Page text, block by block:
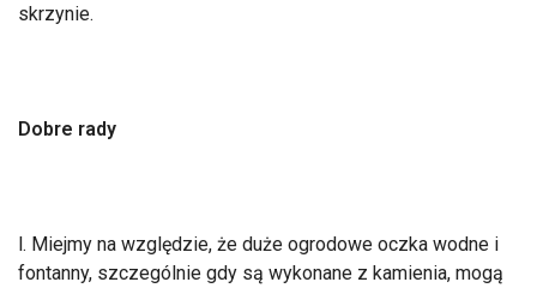
skrzynie.
Dobre rady
l. Miejmy na względzie, że duże ogrodowe oczka wodne i
fontanny, szczególnie gdy są wykonane z kamienia, mogą